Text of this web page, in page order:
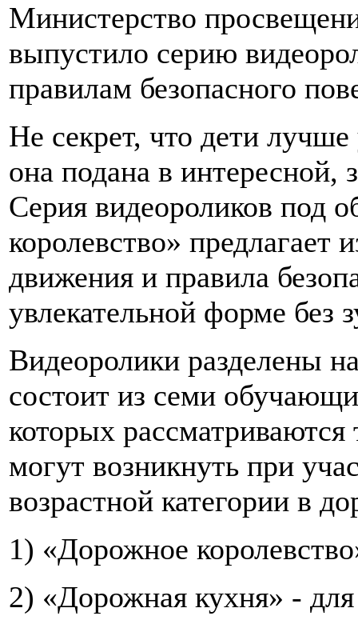
Министерство
выпустило серию
правилам безопасного
Не секрет, что дети
она подана в интересной,
Серия видеороликов под
королевство» предлагает
движения и правила
увлекательной форме без
Видеоролики разделены
состоит из семи
которых
могут возникнуть при
возрастной категории в
1) «Дорожное
2) «Дорожная кухня» -